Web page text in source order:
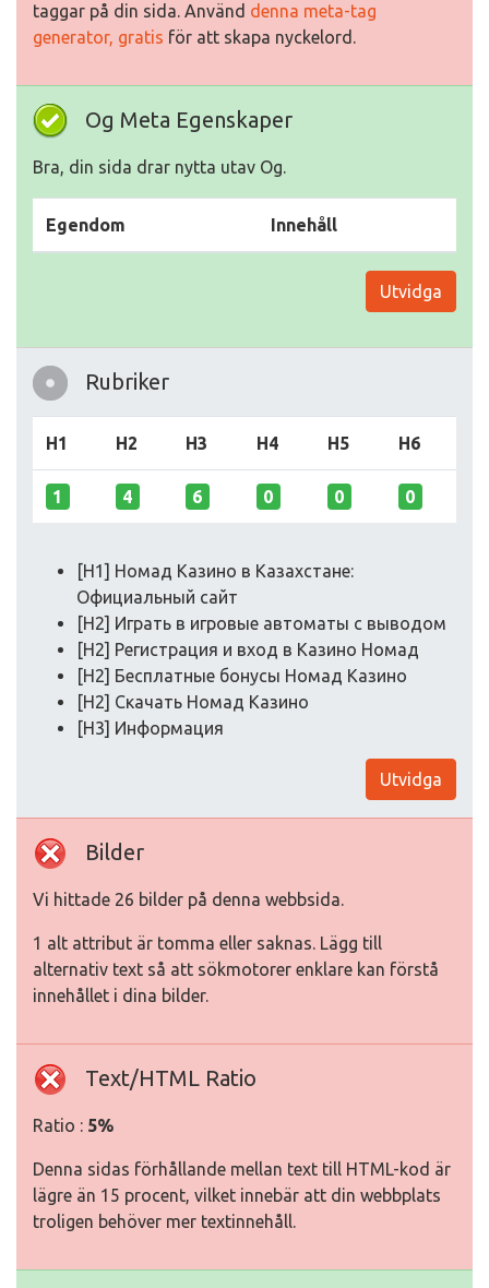
taggar på din sida. Använd denna meta-tag
generator, gratis för att skapa nyckelord.
Og Meta Egenskaper
Bra, din sida drar nytta utav Og.
Egendom Innehåll
Utvidga
Rubriker
H1 H2 H3 H4 H5 H6
1 4 6 0 0 0
[H1] Номад Казино в Казахстане:
Официальный сайт
[H2] Играть в игровые автоматы с выводом
[H2] Регистрация и вход в Казино Номад
[H2] Бесплатные бонусы Номад Казино
[H2] Скачать Номад Казино
[H3] Информация
Utvidga
Bilder
Vi hittade 26 bilder på denna webbsida.
1 alt attribut är tomma eller saknas. Lägg till
alternativ text så att sökmotorer enklare kan förstå
innehållet i dina bilder.
Text/HTML Ratio
Ratio : 5%
Denna sidas förhållande mellan text till HTML-kod är
lägre än 15 procent, vilket innebär att din webbplats
troligen behöver mer textinnehåll.